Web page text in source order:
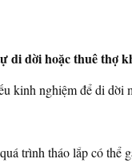
dời hoặc thuê thợ
kinh nghiệm để di dời
trình tháo lắp có thể